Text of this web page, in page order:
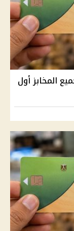
المخابز أول